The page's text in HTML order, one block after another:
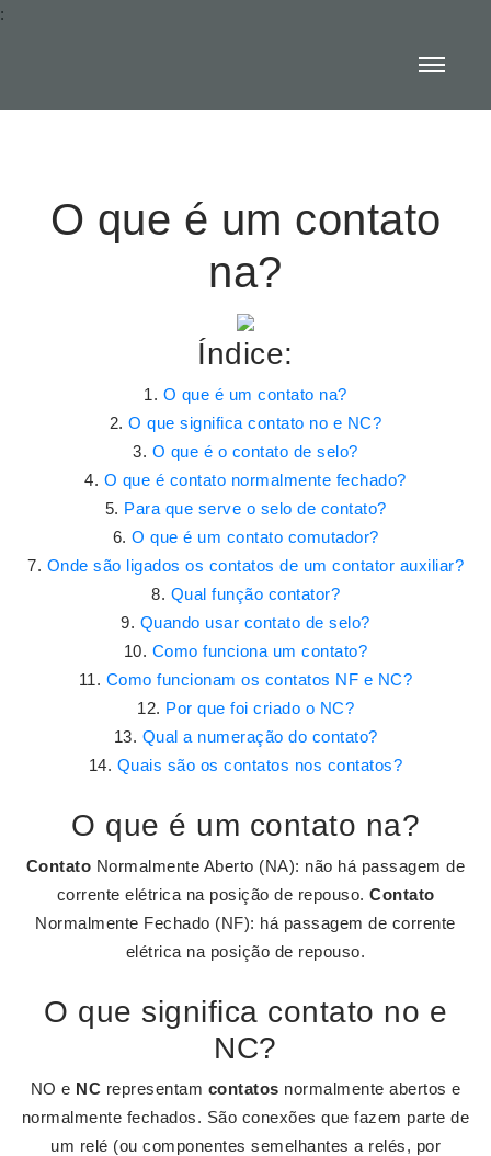
:
O que é um contato
na?
Índice:
O que é um contato na?
O que significa contato no e NC?
O que é o contato de selo?
O que é contato normalmente fechado?
Para que serve o selo de contato?
O que é um contato comutador?
Onde são ligados os contatos de um contator auxiliar?
Qual função contator?
Quando usar contato de selo?
Como funciona um contato?
Como funcionam os contatos NF e NC?
Por que foi criado o NC?
Qual a numeração do contato?
Quais são os contatos nos contatos?
O que é um contato na?
Contato Normalmente Aberto (NA): não há passagem de
corrente elétrica na posição de repouso. Contato
Normalmente Fechado (NF): há passagem de corrente
elétrica na posição de repouso.
O que significa contato no e
NC?
NO e NC representam contatos normalmente abertos e
normalmente fechados. São conexões que fazem parte de
um relé (ou componentes semelhantes a relés, por